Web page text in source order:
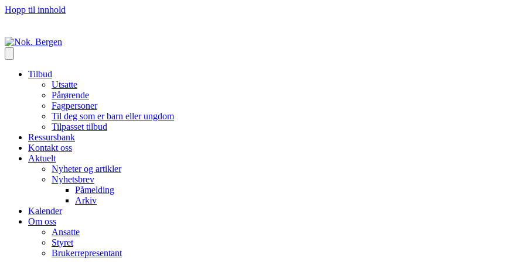
Hopp til innhold
Tilbud
Utsatte
Pårørende
Fagpersoner
Til deg som er barn eller ungdom
Tilpasset tilbud
Ressursbank
Kontakt oss
Aktuelt
Nyheter og artikler
Nyhetsbrev
Påmelding
Arkiv
Kalender
Om oss
Ansatte
Styret
Brukerrepresentant